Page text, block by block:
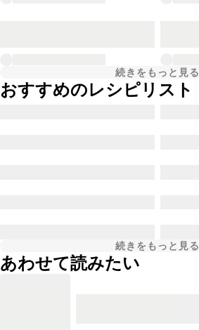
続きをもっと見る
おすすめのレシピリスト
続きをもっと見る
あわせて読みたい